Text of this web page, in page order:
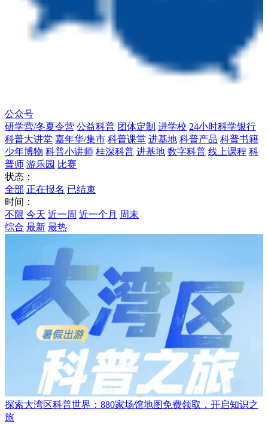
公众号
研学营/冬夏令营 公益科普 团体定制 进学校 24小时科学银行
科普大讲堂 嘉年华/集市 科普课堂 进基地 科普产品 科普书籍
少年博物 科普小讲师 桂深科普 进基地 数字科普 线上课程 科
普师 游乐园 比赛
状态：
全部 正在报名 已结束
时间：
不限 今天 近一周 近一个月 周末
综合 最新 最热
探索大湾区科普世界：880家场馆地图免费领取，开启知识之
旅